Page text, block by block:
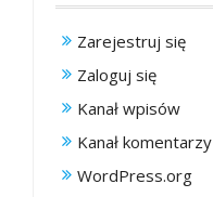
Zarejestruj się
Zaloguj się
Kanał wpisów
Kanał komentarzy
WordPress.org